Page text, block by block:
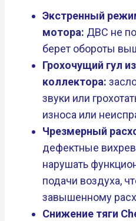
Экстренный
мотора: ДВС не
берет обороты
Грохочущий гул
коллектора:
звуки или
износа или
Чрезмерный
дефектные
нарушать
подачи воздуха,
завышенному
Снижение тяги